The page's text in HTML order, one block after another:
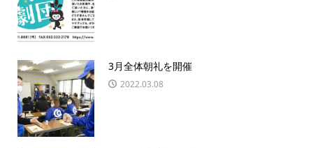
3月全体朝礼を開催
2022.03.08